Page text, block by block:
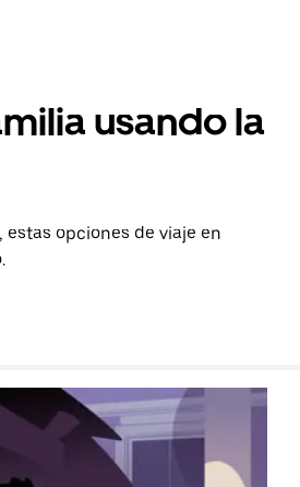
usando la
opciones de viaje en